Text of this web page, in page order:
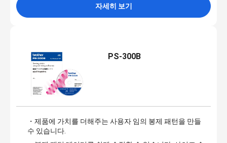
자세히 보기
PS-300B
・제품에 가치를 더해주는 사용자 임의 봉제 패턴을 만들
수 있습니다.